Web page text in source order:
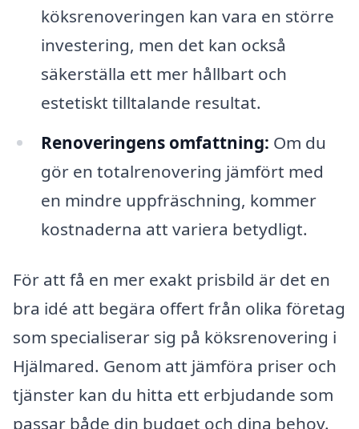
köksrenoveringen kan vara en större
investering, men det kan också
säkerställa ett mer hållbart och
estetiskt tilltalande resultat.
Renoveringens omfattning: Om du
gör en totalrenovering jämfört med
en mindre uppfräschning, kommer
kostnaderna att variera betydligt.
För att få en mer exakt prisbild är det en
bra idé att begära offert från olika företag
som specialiserar sig på köksrenovering i
Hjälmared. Genom att jämföra priser och
tjänster kan du hitta ett erbjudande som
passar både din budget och dina behov.